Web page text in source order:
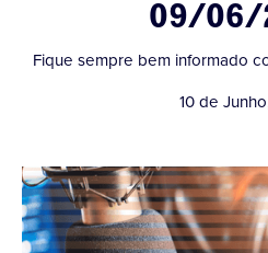
09/06/
Fique sempre bem informado
10 de Junho